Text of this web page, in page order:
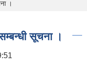
।
सूचना ।